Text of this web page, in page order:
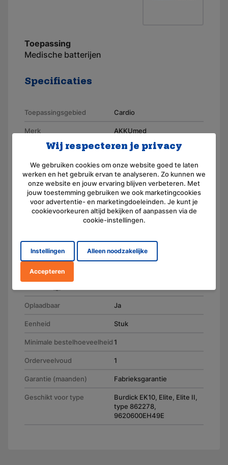
Toepassing
Medische batterijen
Specificaties
Toepassingsgebied Cardio
Merk AKKUmed
Geschikt voor merk Burdick
Artikelnummer 110267
Aansluiting Connector
Voltage (V) 12,0
1500
Chemie Nikkel-cadmium
Afmeting
(L) 110.0 mm x (B) 22.0 mm x
Oplaadbaar Ja
Eenheid Stuk
Minimale bestelhoeveelheid1
Orderveelvoud 1
Garantie (maanden) Fabrieksgarantie
Geschikt voor type
Burdick EK10, Elite, Elite II,
type 862278,
9620600EH49E
Wij respecteren je privacy
We gebruiken cookies om onze website goed te laten
werken en het gebruik ervan te analyseren. Zo kunnen we
onze website en jouw ervaring blijven verbeteren. Met
jouw toestemming gebruiken we ook marketingcookies
voor advertentie- en marketingdoeleinden. Je kunt je
cookievoorkeuren altijd bekijken of aanpassen via de
cookie-instellingen.
Instellingen Alleen noodzakelijke
Accepteren